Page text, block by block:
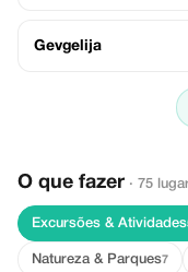
Gevgelija
O que fazer · 75
Excursões & Atividades
Natureza & Parques7